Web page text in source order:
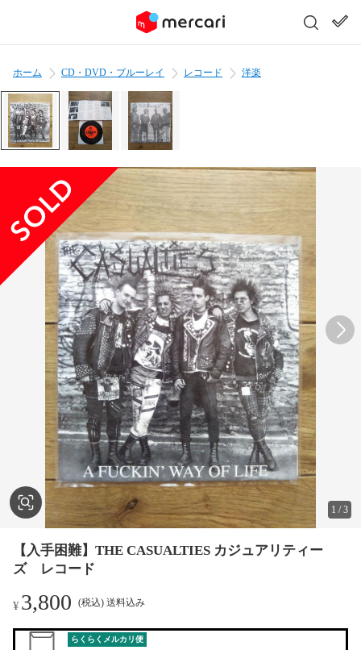
ホーム CD・DVD・ブルーレイ レコード 洋楽
1 /3
【入手困難】THE CASUALTIES カジュアリティー
ズ レコード
¥3,800 (税込) 送料込み
らくらくメルカリ便